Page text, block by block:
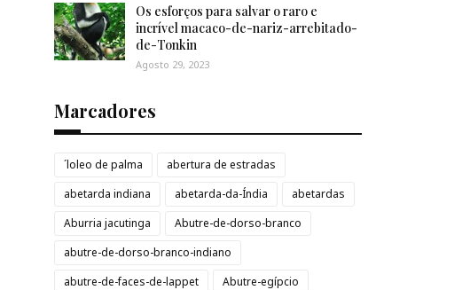
Os esforços para salvar o raro e
incrível macaco-de-nariz-arrebitado-
de-Tonkin
Agosto 29, 2023
Marcadores
´loleo de palma
abertura de estradas
abetarda indiana
abetarda-da-Índia
abetardas
Aburria jacutinga
Abutre-de-dorso-branco
abutre-de-dorso-branco-indiano
abutre-de-faces-de-lappet
Abutre-egípcio